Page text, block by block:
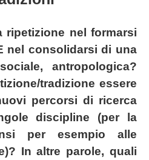
ripetizione nel formarsi
nel consolidarsi di una
antropologica?
tradizione essere
percorsi di ricerca
discipline (per la
per esempio alle
In altre parole, quali